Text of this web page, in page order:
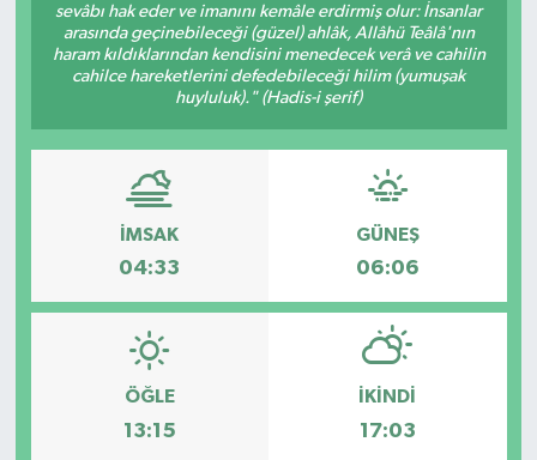
sevâbı hak eder ve imanını kemâle erdirmiş olur: İnsanlar
arasında geçinebileceği (güzel) ahlâk, Allâhü Teâlâ'nın
haram kıldıklarından kendisini menedecek verâ ve cahilin
cahilce hareketlerini defedebileceği hilim (yumuşak
huyluluk)." (Hadis-i şerif)
İMSAK
04:33
GÜNEŞ
06:06
ÖĞLE
13:15
İKINDI
17:03